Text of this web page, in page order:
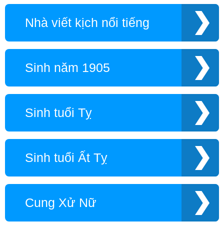
Nhà viết kịch nổi tiếng
Sinh năm 1905
Sinh tuổi Tỵ
Sinh tuổi Ất Tỵ
Cung Xử Nữ